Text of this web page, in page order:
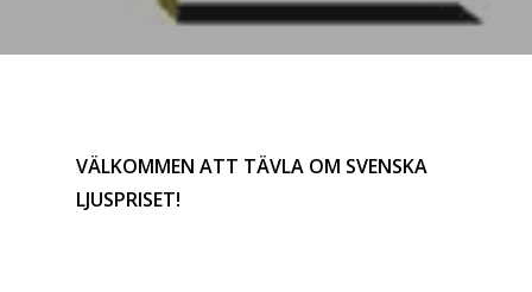
VÄLKOMMEN ATT TÄVLA OM SVENSKA
LJUSPRISET!